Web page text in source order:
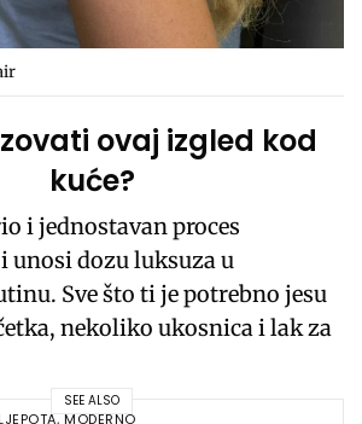
ovaj izgled kod
kuće?
i jednostavan proces
dozu luksuza u
Sve što ti je potrebno jesu
nekoliko ukosnica i lak za
SEE ALSO
, MODERNO